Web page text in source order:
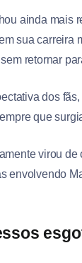
ainda mais
sua
retornar
dos
que
virou
envolvendo